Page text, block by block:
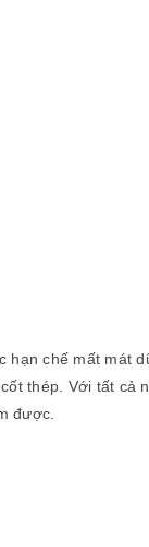
chế mất mát
thép. Với tất cả
được.